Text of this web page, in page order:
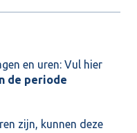
en uren: Vul hier
de periode
zijn, kunnen deze